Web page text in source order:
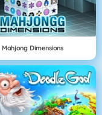
Mahjong Dimensions